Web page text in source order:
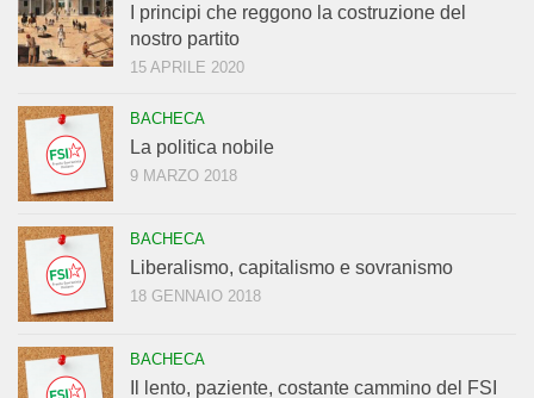
I principi che reggono la costruzione del
nostro partito
15 APRILE 2020
BACHECA
La politica nobile
9 MARZO 2018
BACHECA
Liberalismo, capitalismo e sovranismo
18 GENNAIO 2018
BACHECA
Il lento, paziente, costante cammino del FSI